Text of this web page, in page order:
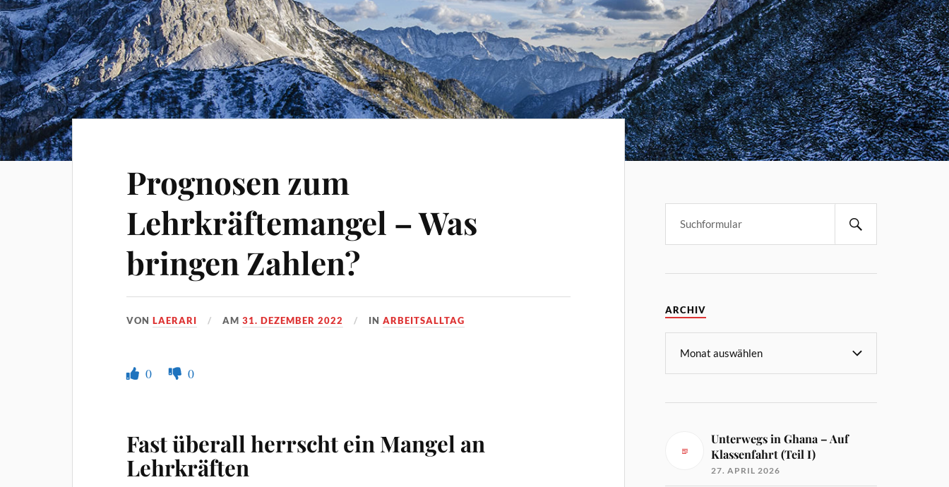
Prognosen zum
Lehrkräftemangel – Was
bringen Zahlen?
VONLAERARI AM31. DEZEMBER 2022 INARBEITSALLTAG
0 0
Fast überall herrscht ein Mangel an
Lehrkräften
ARCHIV
Unterwegs in Ghana – Auf
Klassenfahrt (Teil I)
27. APRIL 2026